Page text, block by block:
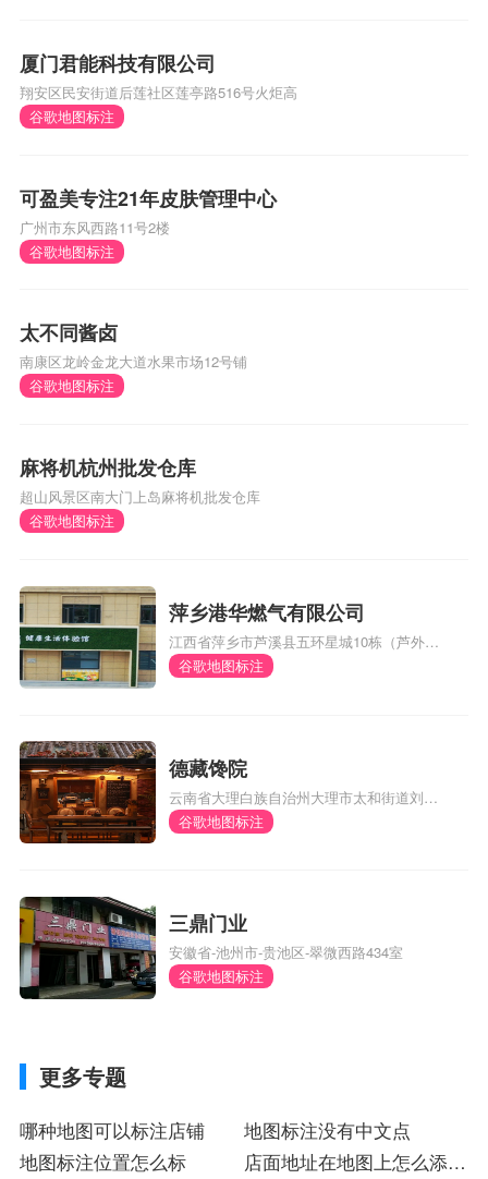
厦门君能科技有限公司
翔安区民安街道后莲社区莲亭路516号火炬高
谷歌地图标注
可盈美专注21年皮肤管理中心
广州市东风西路11号2楼
谷歌地图标注
太不同酱卤
南康区龙岭金龙大道水果市场12号铺
谷歌地图标注
麻将机杭州批发仓库
超山风景区南大门上岛麻将机批发仓库
谷歌地图标注
萍乡港华燃气有限公司
江西省萍乡市芦溪县五环星城10栋（芦外和
体育馆对面）
谷歌地图标注
德藏馋院
云南省大理白族自治州大理市太和街道刘官
厂村委会风阳邑村290号
谷歌地图标注
三鼎门业
安徽省-池州市-贵池区-翠微西路434室
谷歌地图标注
更多专题
哪种地图可以标注店铺
地图标注没有中文点
地图标注位置怎么标
店面地址在地图上怎么添加